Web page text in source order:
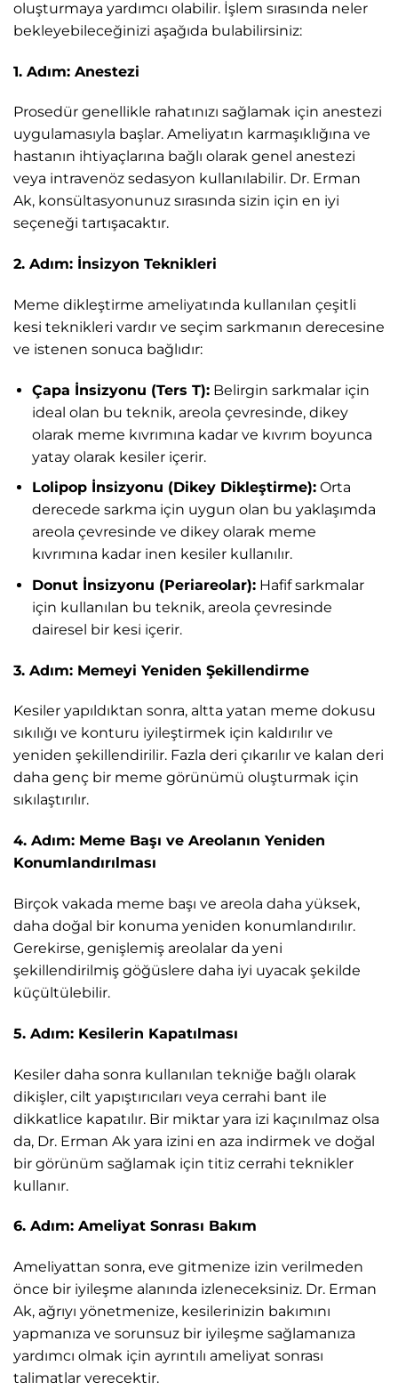
oluşturmaya yardımcı olabilir. İşlem sırasında neler
bekleyebileceğinizi aşağıda bulabilirsiniz:
1. Adım: Anestezi
Prosedür genellikle rahatınızı sağlamak için anestezi
uygulamasıyla başlar. Ameliyatın karmaşıklığına ve
hastanın ihtiyaçlarına bağlı olarak genel anestezi
veya intravenöz sedasyon kullanılabilir. Dr. Erman
Ak, konsültasyonunuz sırasında sizin için en iyi
seçeneği tartışacaktır.
2. Adım: İnsizyon Teknikleri
Meme dikleştirme ameliyatında kullanılan çeşitli
kesi teknikleri vardır ve seçim sarkmanın derecesine
ve istenen sonuca bağlıdır:
Çapa İnsizyonu (Ters T):Belirgin sarkmalar için
ideal olan bu teknik, areola çevresinde, dikey
olarak meme kıvrımına kadar ve kıvrım boyunca
yatay olarak kesiler içerir.
Lolipop İnsizyonu (Dikey Dikleştirme):Orta
derecede sarkma için uygun olan bu yaklaşımda
areola çevresinde ve dikey olarak meme
kıvrımına kadar inen kesiler kullanılır.
Donut İnsizyonu (Periareolar):Hafif sarkmalar
için kullanılan bu teknik, areola çevresinde
dairesel bir kesi içerir.
3. Adım: Memeyi Yeniden Şekillendirme
Kesiler yapıldıktan sonra, altta yatan meme dokusu
sıkılığı ve konturu iyileştirmek için kaldırılır ve
yeniden şekillendirilir. Fazla deri çıkarılır ve kalan deri
daha genç bir meme görünümü oluşturmak için
sıkılaştırılır.
4. Adım: Meme Başı ve Areolanın Yeniden
Konumlandırılması
Birçok vakada meme başı ve areola daha yüksek,
daha doğal bir konuma yeniden konumlandırılır.
Gerekirse, genişlemiş areolalar da yeni
şekillendirilmiş göğüslere daha iyi uyacak şekilde
küçültülebilir.
5. Adım: Kesilerin Kapatılması
Kesiler daha sonra kullanılan tekniğe bağlı olarak
dikişler, cilt yapıştırıcıları veya cerrahi bant ile
dikkatlice kapatılır. Bir miktar yara izi kaçınılmaz olsa
da, Dr. Erman Ak yara izini en aza indirmek ve doğal
bir görünüm sağlamak için titiz cerrahi teknikler
kullanır.
6. Adım: Ameliyat Sonrası Bakım
Ameliyattan sonra, eve gitmenize izin verilmeden
önce bir iyileşme alanında izleneceksiniz. Dr. Erman
Ak, ağrıyı yönetmenize, kesilerinizin bakımını
yapmanıza ve sorunsuz bir iyileşme sağlamanıza
yardımcı olmak için ayrıntılı ameliyat sonrası
talimatlar verecektir.